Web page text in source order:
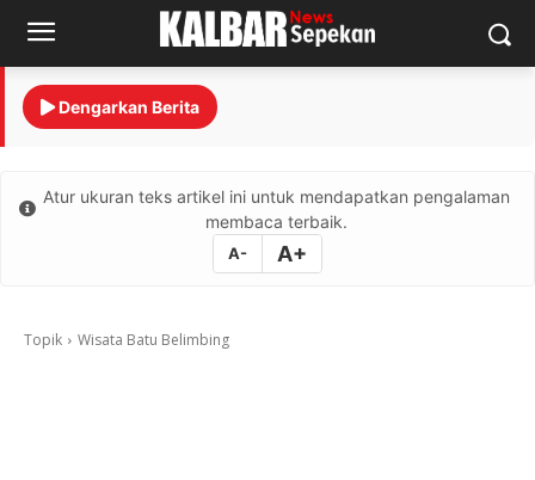
Dengarkan Berita
Atur ukuran teks artikel ini untuk mendapatkan pengalaman
membaca terbaik.
A- A+
Topik Wisata Batu Belimbing